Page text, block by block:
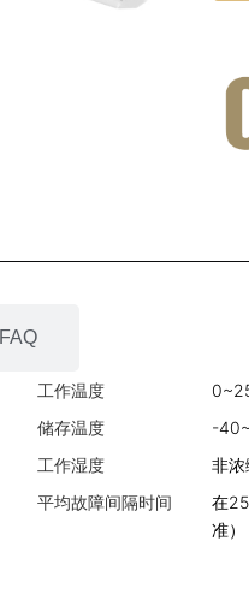
FAQ
工作温度
储存温度
-
工作湿度
非
平均故障间隔时间
在
准）